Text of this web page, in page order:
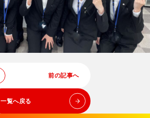
前の記事へ
一覧へ戻る